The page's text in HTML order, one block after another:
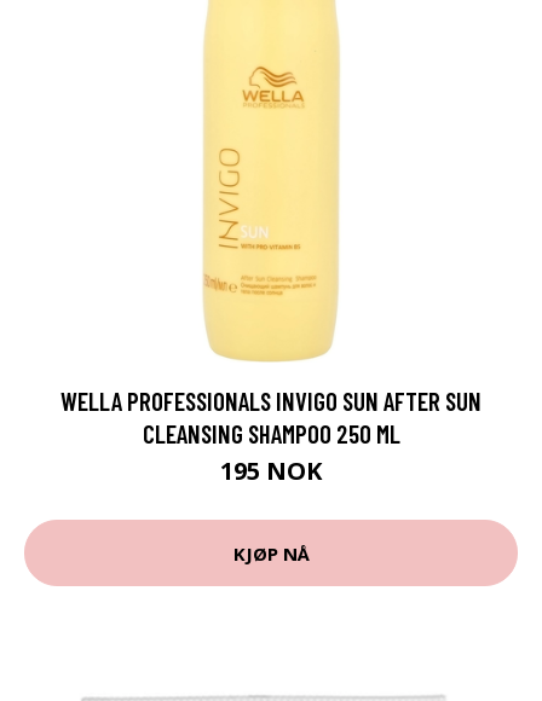
WELLA PROFESSIONALS INVIGO SUN AFTER SUN
CLEANSING SHAMPOO 250 ML
195 NOK
KJØP NÅ